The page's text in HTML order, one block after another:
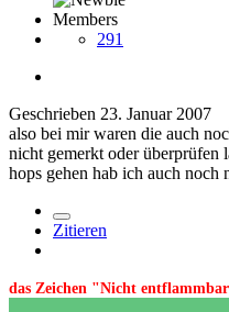
Members
291
Geschrieben 23. Januar 2007
also bei mir waren die auch
nicht gemerkt oder überprüfen
hops gehen hab ich auch noch
Zitieren
das Zeichen "Nicht